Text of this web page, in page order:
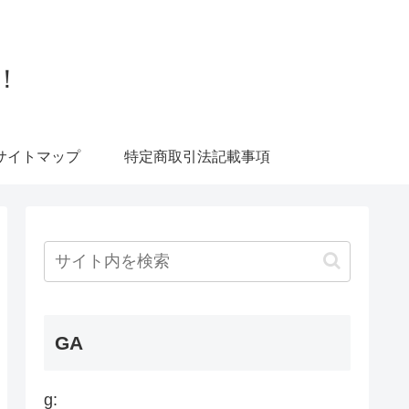
イトマップ 特定商取引法記載事項
GA
g: